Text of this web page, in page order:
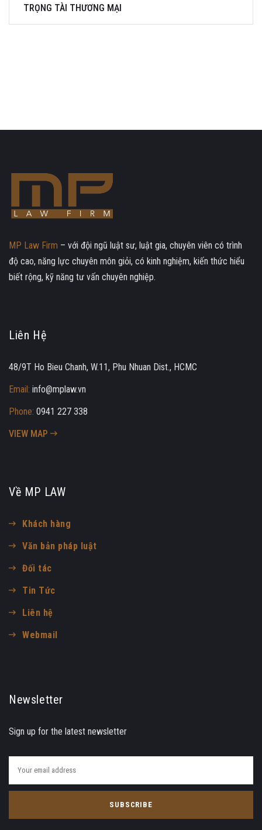
TRỌNG TÀI THƯƠNG MẠI
MP Law Firm – với đội ngũ luật sư, luật gia, chuyên viên có trình
độ cao, năng lực chuyên môn giỏi, có kinh nghiệm, kiến thức hiểu
biết rộng, kỹ năng tư vấn chuyên nghiệp.
Liên Hệ
48/9T Ho Bieu Chanh, W.11, Phu Nhuan Dist., HCMC
Email: info@mplaw.vn
Phone: 0941 227 338
VIEW MAP
Về MP LAW
Khách hàng
Văn bản pháp luật
Đối tác
Tin Tức
Liên hệ
Webmail
Newsletter
Sign up for the latest newsletter